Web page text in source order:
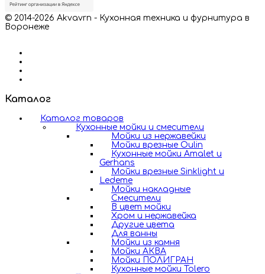
© 2014-2026 Akvavrn - Кухонная техника и фурнитура в
Воронеже
Каталог
Каталог товаров
Кухонные мойки и смесители
Мойки из нержавейки
Мойки врезные Oulin
Кухонные мойки Amalet и
Gerhans
Мойки врезные Sinklight и
Ledeme
Мойки накладные
Смесители
В цвет мойки
Хром и нержавейка
Другие цвета
Для ванны
Мойки из камня
Мойки АКВА
Мойки ПОЛИГРАН
Кухонные мойки Tolero